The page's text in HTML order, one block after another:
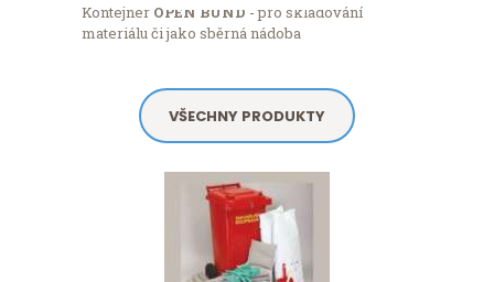
Kontejner OPEN BUND - pro skladování
materiálu či jako sběrná nádoba
VŠECHNY PRODUKTY